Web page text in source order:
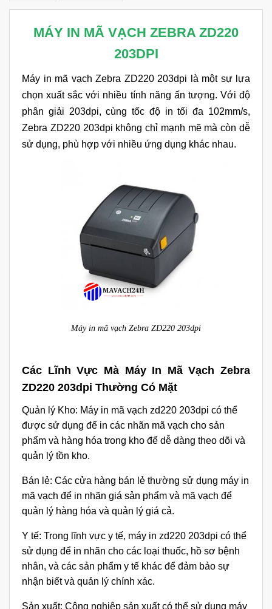
MÁY IN MÃ VẠCH ZEBRA ZD220
203DPI
Máy in mã vạch Zebra ZD220 203dpi là một sự lựa
chọn xuất sắc với nhiều tính năng ấn tượng. Với độ
phân giải 203dpi, cùng tốc độ in tối đa 102mm/s,
Zebra ZD220 203dpi không chỉ mạnh mẽ mà còn dễ
sử dụng, phù hợp với nhiều ứng dụng khác nhau.
Máy in mã vạch Zebra ZD220 203dpi
Các Lĩnh Vực Mà Máy In Mã Vạch Zebra
ZD220 203dpi Thường Có Mặt
Quản lý Kho: Máy in mã vạch zd220 203dpi có thể
được sử dụng để in các nhãn mã vạch cho sản
phẩm và hàng hóa trong kho để dễ dàng theo dõi và
quản lý tồn kho.
Bán lẻ: Các cửa hàng bán lẻ thường sử dụng máy in
mã vạch để in nhãn giá sản phẩm và mã vạch để
quản lý hàng hóa và quản lý giá cả.
Y tế: Trong lĩnh vực y tế, máy in zd220 203dpi có thể
sử dụng để in nhãn cho các loại thuốc, hồ sơ bệnh
nhân, và các sản phẩm y tế khác để đảm bảo sự
nhận biết và quản lý chính xác.
Sản xuất: Công nghiệp sản xuất có thể sử dụng máy